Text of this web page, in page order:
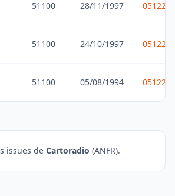
51100 28/11/1997
51100 24/10/1997
51100 05/08/1994
issues de Cartoradio (ANFR).